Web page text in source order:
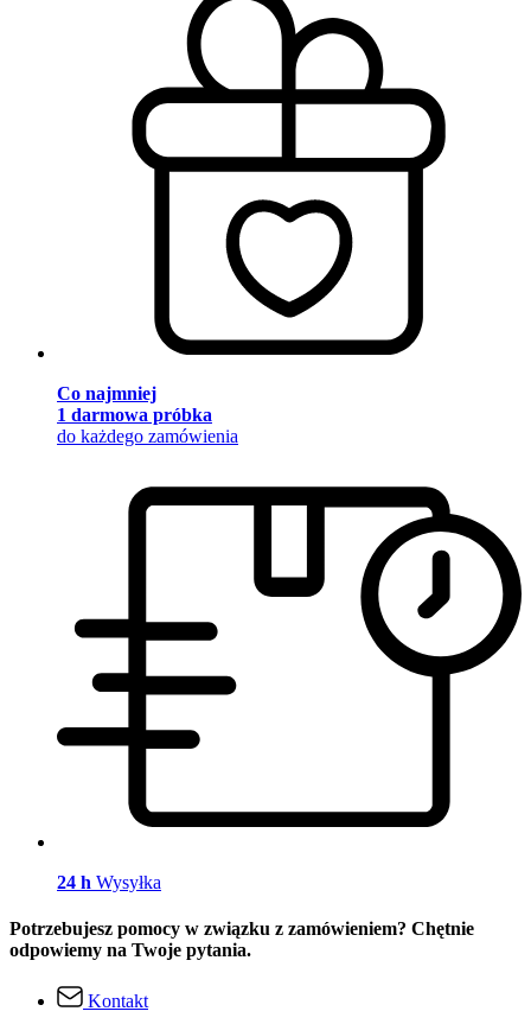
Co najmniej
1 darmowa próbka
do każdego zamówienia
24 h Wysyłka
Potrzebujesz pomocy w związku z zamówieniem? Chętnie
odpowiemy na Twoje pytania.
Kontakt